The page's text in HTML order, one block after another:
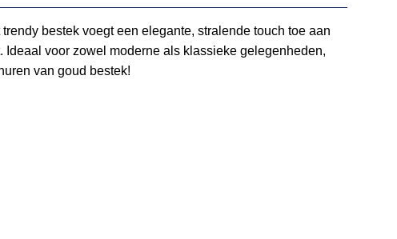
bestek voegt een elegante, stralende touch toe aan
voor zowel moderne als klassieke gelegenheden,
van goud bestek!